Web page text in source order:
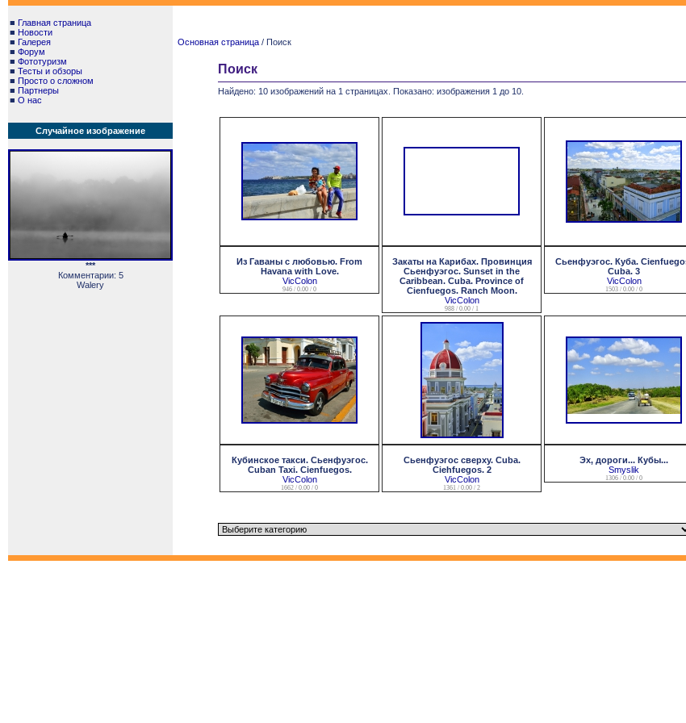
■ Главная страница
■ Новости
■ Галерея
■ Форум
■ Фототуризм
■ Тесты и обзоры
■ Просто о сложном
■ Партнеры
■ О нас
Случайное изображение
***
Комментарии: 5
Walery
Основная страница / Поиск
Поиск
Найдено: 10 изображений на 1 страницах. Показано: изображения 1 до 10.
Из Гаваны с любовью. From
Havana with Love.
VicColon
946 / 0.00 / 0
Закаты на Карибах. Провинция
Сьенфуэгос. Sunset in the
Caribbean. Cuba. Province of
Cienfuegos. Ranch Moon.
VicColon
988 / 0.00 / 1
Сьенфуэгос. Куба.
Cuba. 3
VicColon
1503 / 0.00 / 0
Кубинское такси. Сьенфуэгос.
Cuban Taxi. Cienfuegos.
VicColon
1662 / 0.00 / 0
Сьенфуэгос сверху. Cuba.
Ciehfuegos. 2
VicColon
1361 / 0.00 / 2
Эх, дороги... Кубы...
Smyslik
1306 / 0.00 / 0